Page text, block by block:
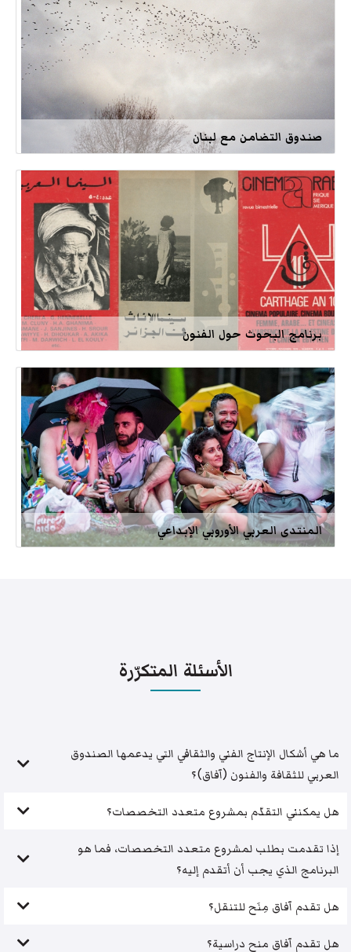
صندوق التضامن مع لبنان
برنامج البحوث حول الفنون
المنتدى العربي الأوروبي الإبداعي
الأسئلة المتكرّرة
ما هي أشكال الإنتاج الفني والثقافي التي يدعمها الصندوق
العربي للثقافة والفنون (آفاق)؟
هل يمكنني التقدّم بمشروع متعدد التخصصات؟
إذا تقدمت بطلب لمشروع متعدد التخصصات، فما هو
البرنامج الذي يجب أن أتقدم إليه؟
هل تقدم آفاق مِنَح للتنقل؟
هل تقدم آفاق منح دراسية؟